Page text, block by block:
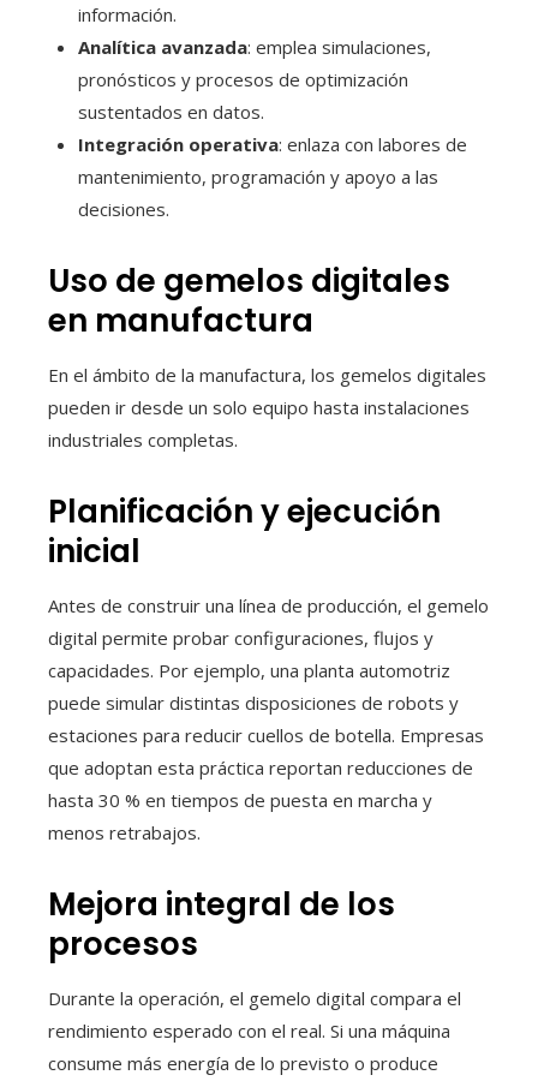
información.
Analítica avanzada: emplea simulaciones,
pronósticos y procesos de optimización
sustentados en datos.
Integración operativa: enlaza con labores de
mantenimiento, programación y apoyo a las
decisiones.
Uso de gemelos digitales
en manufactura
En el ámbito de la manufactura, los gemelos digitales
pueden ir desde un solo equipo hasta instalaciones
industriales completas.
Planificación y ejecución
inicial
Antes de construir una línea de producción, el gemelo
digital permite probar configuraciones, flujos y
capacidades. Por ejemplo, una planta automotriz
puede simular distintas disposiciones de robots y
estaciones para reducir cuellos de botella. Empresas
que adoptan esta práctica reportan reducciones de
hasta 30 % en tiempos de puesta en marcha y
menos retrabajos.
Mejora integral de los
procesos
Durante la operación, el gemelo digital compara el
rendimiento esperado con el real. Si una máquina
consume más energía de lo previsto o produce